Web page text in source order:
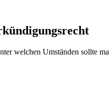
welchen Umständen sollte